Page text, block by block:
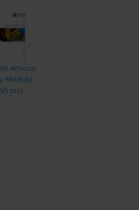
Arnoux
Medida
mo)